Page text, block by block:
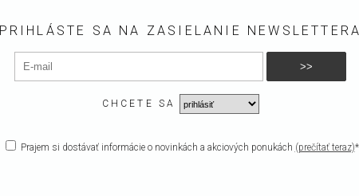
PRIHLÁSTE SA NA ZASIELANIE
CHCETE SA
Prajem si dostávať informácie o novinkách a akciových ponukách (prečítať teraz)*